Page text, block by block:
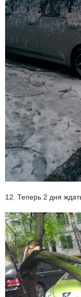
12. Теперь 2 дня